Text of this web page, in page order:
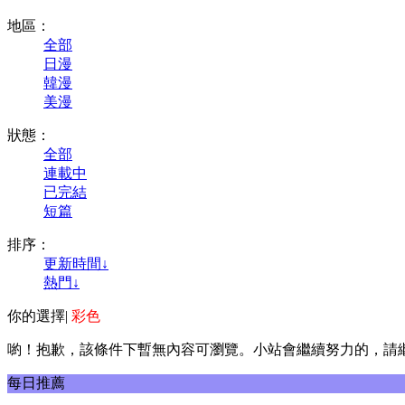
地區：
全部
日漫
韓漫
美漫
狀態：
全部
連載中
已完結
短篇
排序：
更新時間↓
熱門↓
你的選擇| 彩色
喲！抱歉，該條件下暫無內容可瀏覽。小站會繼續努力的，請
每日推薦